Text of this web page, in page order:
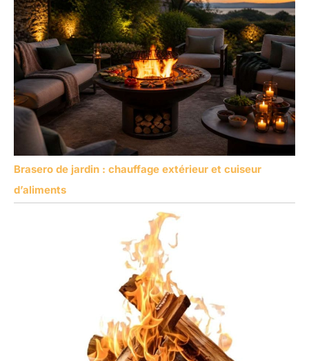
Brasero de jardin : chauffage extérieur et cuiseur
d’aliments